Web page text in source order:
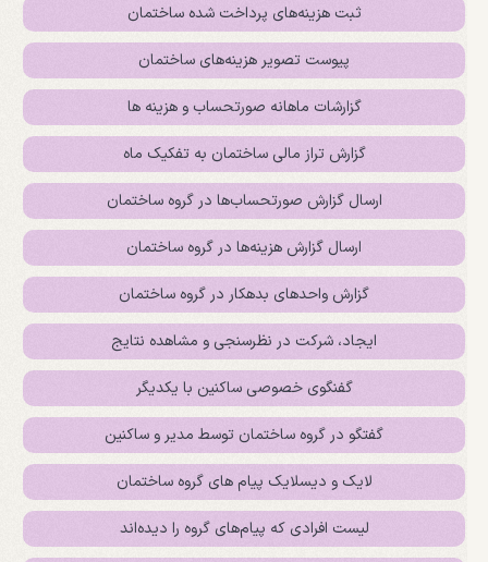
ثبت هزینه‌های پرداخت شده ساختمان
پیوست تصویر هزینه‌های ساختمان
گزارشات ماهانه صورتحساب و هزینه ها
گزارش تراز مالی ساختمان به تفکیک ماه
ارسال گزارش صورتحساب‌ها در گروه ساختمان
ارسال گزارش هزینه‌ها در گروه ساختمان
گزارش واحدهای بدهکار در گروه ساختمان
ایجاد، شرکت در نظرسنجی و مشاهده نتایج
گفنگوی خصوصی ساکنین با یکدیگر
گفتگو در گروه ساختمان توسط مدیر و ساکنین
لایک و دیسلایک پیام های گروه ساختمان
لیست افرادی که پیام‌های گروه را دیده‌اند